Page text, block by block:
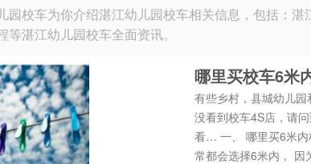
园校车为你介绍湛江幼儿园校车相关信息，包括：
等湛江幼儿园校车全面资讯。
哪里买校车6米
有些乡村，县城幼儿
没看到校车4S店，请
看… 一、 哪里买6米内
常都会选择6米内， 因